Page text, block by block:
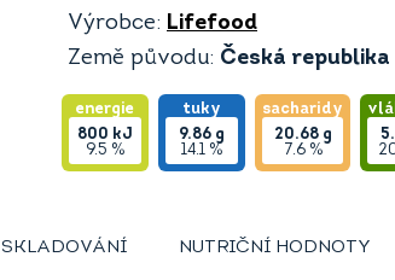
Výrobce: Lifefood
Země původu: Česká republika
energie
800 kJ
9.5 %
tuky
9.86 g
14.1 %
sacharidy
20.68 g
7.6 %
SKLADOVÁNÍ NUTRIČNÍ HODNOTY